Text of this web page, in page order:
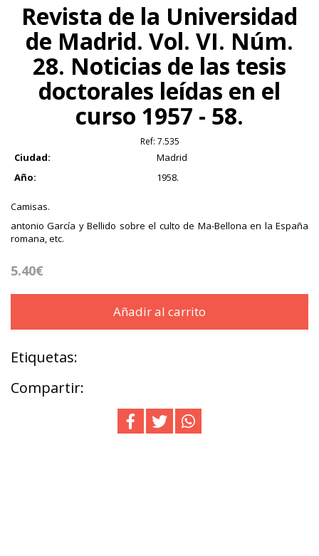
Revista de la Universidad
de Madrid. Vol. VI. Núm.
28. Noticias de las tesis
doctorales leídas en el
curso 1957 - 58.
Ref: 7.535
Ciudad:
Madrid
Año:
1958.
Camisas.
antonio García y Bellido sobre el culto de Ma-Bellona en la España
romana, etc.
5.40€
Añadir al carrito
Etiquetas:
Compartir: